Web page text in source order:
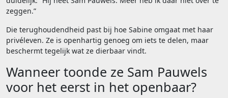
zeggen.”
Die terughoudendheid past bij hoe Sabine omgaat met haar
privéleven. Ze is openhartig genoeg om iets te delen, maar
beschermt tegelijk wat ze dierbaar vindt.
Wanneer toonde ze Sam Pauwels
voor het eerst in het openbaar?